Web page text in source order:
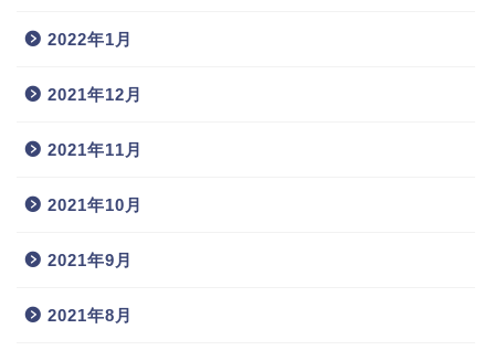
2022年1月
2021年12月
2021年11月
2021年10月
2021年9月
2021年8月